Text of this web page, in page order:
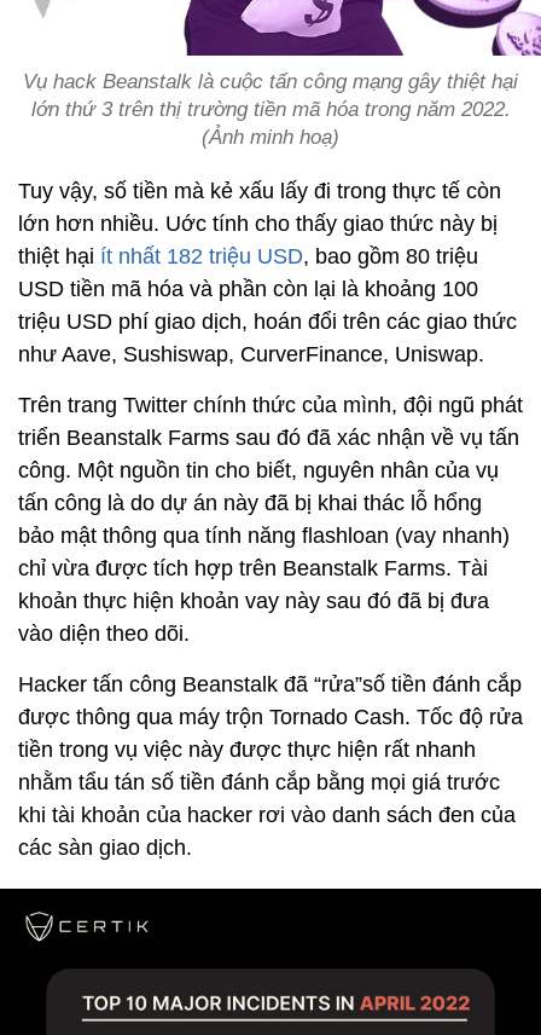
Vụ hack Beanstalk là cuộc tấn công mạng gây thiệt hại
lớn thứ 3 trên thị trường tiền mã hóa trong năm 2022.
(Ảnh minh hoạ)
Tuy vậy, số tiền mà kẻ xấu lấy đi trong thực tế còn
lớn hơn nhiều. Uớc tính cho thấy giao thức này bị
thiệt hại ít nhất 182 triệu USD, bao gồm 80 triệu
USD tiền mã hóa và phần còn lại là khoảng 100
triệu USD phí giao dịch, hoán đổi trên các giao thức
như Aave, Sushiswap, CurverFinance, Uniswap.
Trên trang Twitter chính thức của mình, đội ngũ phát
triển Beanstalk Farms sau đó đã xác nhận về vụ tấn
công. Một nguồn tin cho biết, nguyên nhân của vụ
tấn công là do dự án này đã bị khai thác lỗ hổng
bảo mật thông qua tính năng flashloan (vay nhanh)
chỉ vừa được tích hợp trên Beanstalk Farms. Tài
khoản thực hiện khoản vay này sau đó đã bị đưa
vào diện theo dõi.
Hacker tấn công Beanstalk đã “rửa”số tiền đánh cắp
được thông qua máy trộn Tornado Cash. Tốc độ rửa
tiền trong vụ việc này được thực hiện rất nhanh
nhằm tẩu tán số tiền đánh cắp bằng mọi giá trước
khi tài khoản của hacker rơi vào danh sách đen của
các sàn giao dịch.